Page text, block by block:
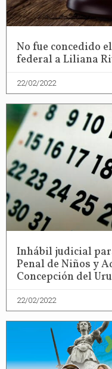
No fue concedido
federal a Liliana
22/02/2022
Inhábil judicial
Penal de Niños y
Concepción del
22/02/2022